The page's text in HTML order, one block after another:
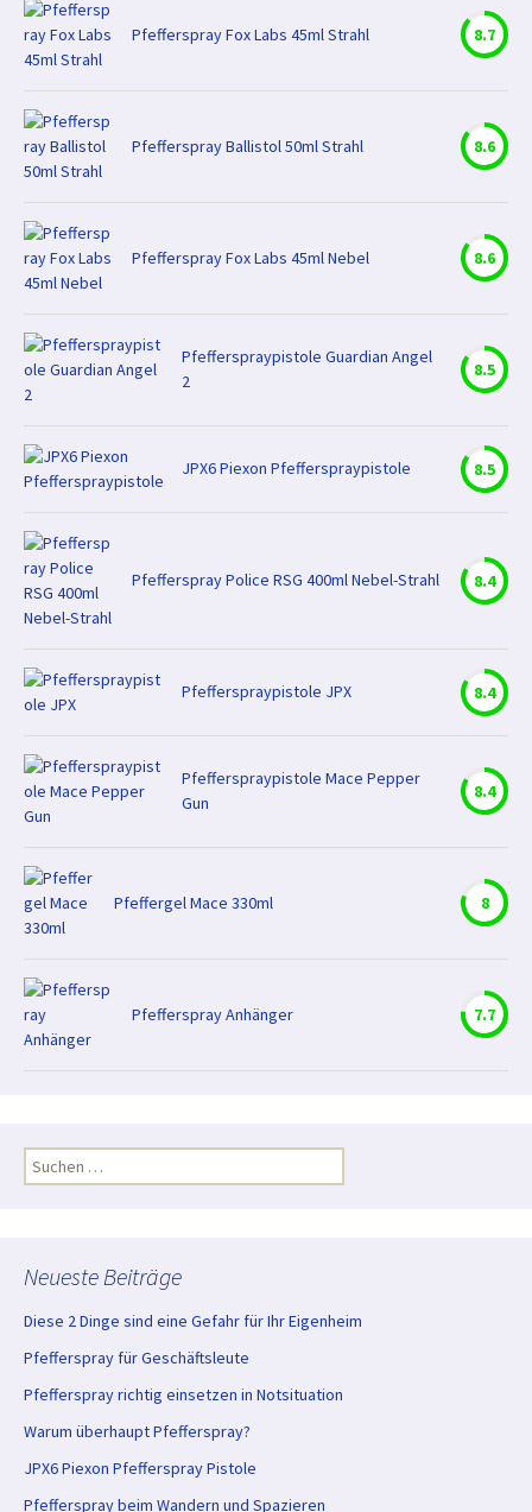
Pfefferspray Fox Labs 45ml Strahl 8.7
Pfefferspray Ballistol 50ml Strahl 8.6
Pfefferspray Fox Labs 45ml Nebel 8.6
Pfefferspraypistole Guardian Angel
2
8.5
JPX6 Piexon Pfefferspraypistole 8.5
Pfefferspray Police RSG 400ml Nebel-Strahl 8.4
Pfefferspraypistole JPX 8.4
Pfefferspraypistole Mace Pepper
Gun
8.4
Pfeffergel Mace 330ml 8
Pfefferspray Anhänger 7.7
Suchen
nach:
Neueste Beiträge
Diese 2 Dinge sind eine Gefahr für Ihr Eigenheim
Pfefferspray für Geschäftsleute
Pfefferspray richtig einsetzen in Notsituation
Warum überhaupt Pfefferspray?
JPX6 Piexon Pfefferspray Pistole
Pfefferspray beim Wandern und Spazieren